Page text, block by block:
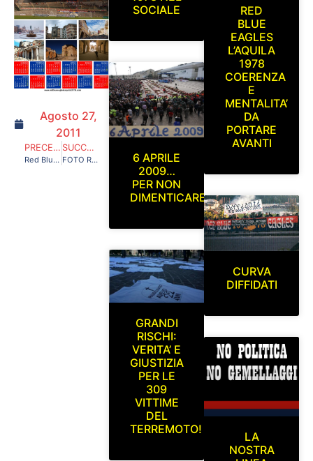
Agosto 27,
2011
PRECEDENTE
Red Blue Eagles L’Aquila 1978 in Curva Sud (L’Aquila-Real Montecchio) 18/10/09
SUCCESSIVO
FOTO R.B.E.2009/10 SERIE D
SOCIALE
6 APRILE
2009…
PER NON
DIMENTICARE
GRANDI
RISCHI:
VERITA’ E
GIUSTIZIA
PER LE
309
VITTIME
DEL
TERREMOTO!
RED
BLUE
EAGLES
L’AQUILA
1978
COERENZA
E
MENTALITA’
DA
PORTARE
AVANTI
CURVA
DIFFIDATI
LA
NOSTRA